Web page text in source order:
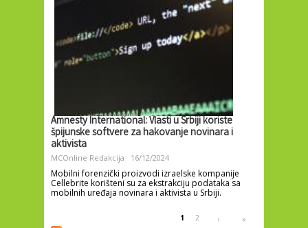
Amnesty International: Vlasti u Srbiji koriste
špijunske softvere za hakovanje novinara i
aktivista
MCOnline Redakcija 16/12/2024
Mobilni forenzički proizvodi izraelske kompanije
Cellebrite korišteni su za ekstrakciju podataka sa
mobilnih uređaja novinara i aktivista u Srbiji.
Pages 1 2 › »